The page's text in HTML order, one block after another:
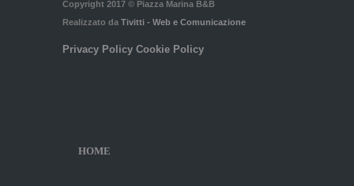
Copyright 2017 © Piazza Marina B&B
Realizzato da Tivitti - Web e Comunicazione
Privacy Policy Cookie Policy
HOME